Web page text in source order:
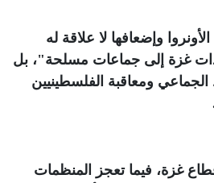
وإضعافها لا علاقة له
غزة إلى جماعات مسلحة"، بل
ومعاقبة الفلسطينيين
غزة، فيما تعجز المنظمات